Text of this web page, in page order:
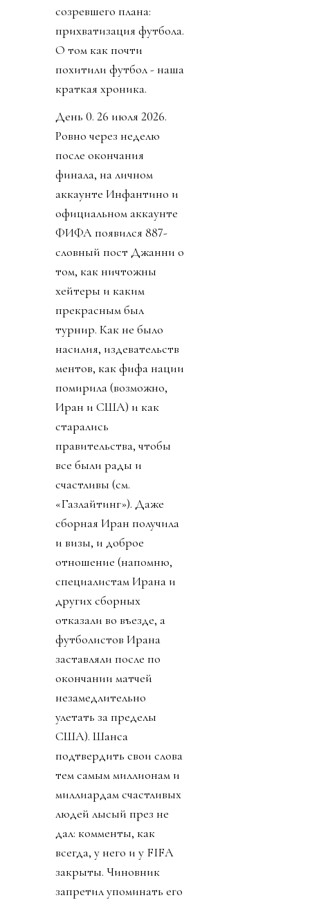
созревшего плана:
прихватизация футбола.
О том как почти
похитили футбол - наша
краткая хроника.
День 0. 26 июля 2026.
Ровно через неделю
после окончания
финала, на личном
аккаунте Инфантино и
официальном аккаунте
ФИФА появился 887-
словный пост Джанни о
том, как ничтожны
хейтеры и каким
прекрасным был
турнир. Как не было
насилия, издевательств
ментов, как фифа нации
помирила (возможно,
Иран и США) и как
старались
правительства, чтобы
все были рады и
счастливы (см.
«Газлайтинг»). Даже
сборная Иран получила
и визы, и доброе
отношение (напомню,
специалистам Ирана и
других сборных
отказали во въезде, а
футболистов Ирана
заставляли после по
окончании матчей
незамедлительно
улетать за пределы
США). Шанса
подтвердить свои слова
тем самым миллионам и
миллиардам счастливых
людей лысый през не
дал: комменты, как
всегда, у него и у FIFA
закрыты. Чиновник
запретил упоминать его